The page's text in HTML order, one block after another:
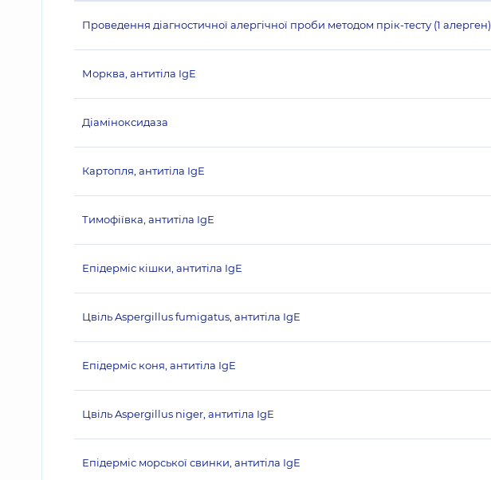
Проведення діагностичної алергічної проби методом прік-тесту (1 алерген)
Морква, антитіла IgE
Діаміноксидаза
Картопля, антитіла IgE
Тимофіївка, антитіла IgE
Епідерміс кішки, антитіла IgE
Цвіль Aspergillus fumigatus, антитіла IgE
Епідерміс коня, антитіла IgE
Цвіль Aspergillus niger, антитіла IgE
Епідерміс морської свинки, антитіла IgE